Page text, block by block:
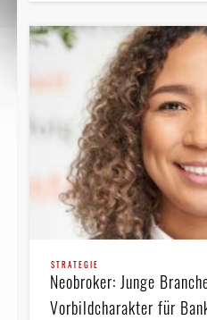
STRATEGIE
Neobroker: Junge
Vorbildcharakter für